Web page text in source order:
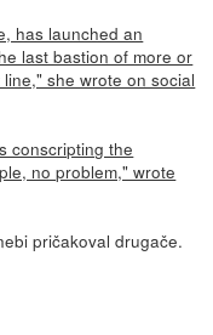
has launched an
last bastion of more or
she wrote on social
conscripting the
no problem," wrote
pričakoval drugače.